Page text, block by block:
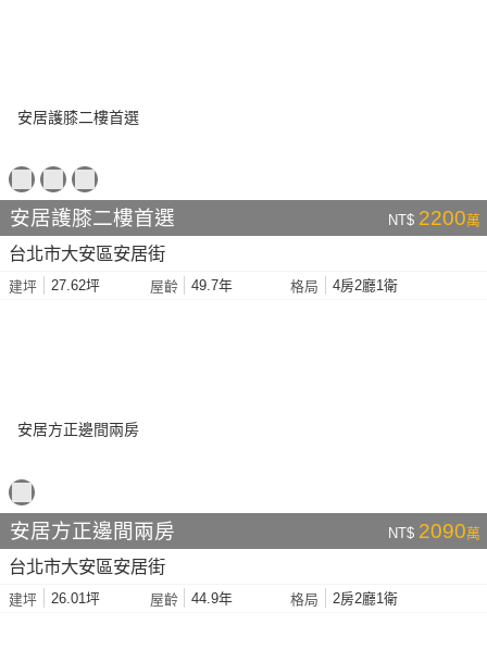
安居護膝二樓首選 NT$ 2200萬
台北市大安區安居街
建坪 27.62坪 屋齡 49.7年 格局 4房2廳1衛
安居方正邊間兩房 NT$ 2090萬
台北市大安區安居街
建坪 26.01坪 屋齡 44.9年 格局 2房2廳1衛